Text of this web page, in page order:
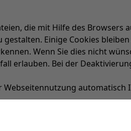
die mit Hilfe des Browsers
Einige Cookies
Wenn Sie dies nicht
erlauben. Bei der